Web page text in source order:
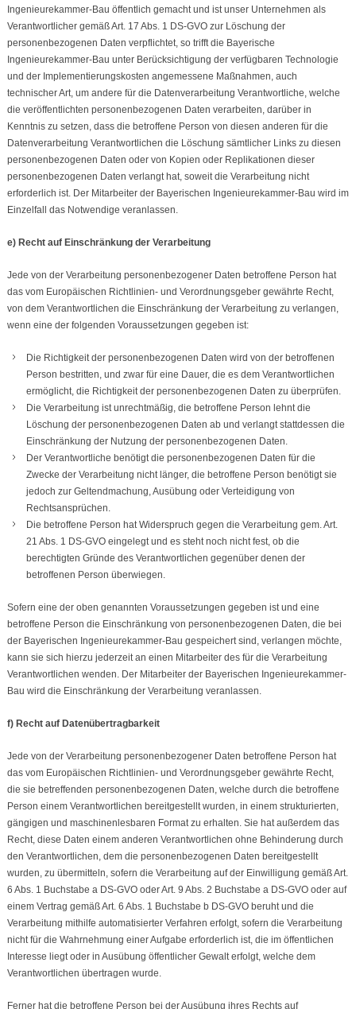
Ingenieurekammer-Bau öffentlich gemacht und ist unser Unternehmen als
Verantwortlicher gemäß Art. 17 Abs. 1 DS-GVO zur Löschung der
personenbezogenen Daten verpflichtet, so trifft die Bayerische
Ingenieurekammer-Bau unter Berücksichtigung der verfügbaren Technologie
und der Implementierungskosten angemessene Maßnahmen, auch
technischer Art, um andere für die Datenverarbeitung Verantwortliche, welche
die veröffentlichten personenbezogenen Daten verarbeiten, darüber in
Kenntnis zu setzen, dass die betroffene Person von diesen anderen für die
Datenverarbeitung Verantwortlichen die Löschung sämtlicher Links zu diesen
personenbezogenen Daten oder von Kopien oder Replikationen dieser
personenbezogenen Daten verlangt hat, soweit die Verarbeitung nicht
erforderlich ist. Der Mitarbeiter der Bayerischen Ingenieurekammer-Bau wird im
Einzelfall das Notwendige veranlassen.
e) Recht auf Einschränkung der Verarbeitung
Jede von der Verarbeitung personenbezogener Daten betroffene Person hat
das vom Europäischen Richtlinien- und Verordnungsgeber gewährte Recht,
von dem Verantwortlichen die Einschränkung der Verarbeitung zu verlangen,
wenn eine der folgenden Voraussetzungen gegeben ist:
Die Richtigkeit der personenbezogenen Daten wird von der betroffenen
Person bestritten, und zwar für eine Dauer, die es dem Verantwortlichen
ermöglicht, die Richtigkeit der personenbezogenen Daten zu überprüfen.
Die Verarbeitung ist unrechtmäßig, die betroffene Person lehnt die
Löschung der personenbezogenen Daten ab und verlangt stattdessen die
Einschränkung der Nutzung der personenbezogenen Daten.
Der Verantwortliche benötigt die personenbezogenen Daten für die
Zwecke der Verarbeitung nicht länger, die betroffene Person benötigt sie
jedoch zur Geltendmachung, Ausübung oder Verteidigung von
Rechtsansprüchen.
Die betroffene Person hat Widerspruch gegen die Verarbeitung gem. Art.
21 Abs. 1 DS-GVO eingelegt und es steht noch nicht fest, ob die
berechtigten Gründe des Verantwortlichen gegenüber denen der
betroffenen Person überwiegen.
Sofern eine der oben genannten Voraussetzungen gegeben ist und eine
betroffene Person die Einschränkung von personenbezogenen Daten, die bei
der Bayerischen Ingenieurekammer-Bau gespeichert sind, verlangen möchte,
kann sie sich hierzu jederzeit an einen Mitarbeiter des für die Verarbeitung
Verantwortlichen wenden. Der Mitarbeiter der Bayerischen Ingenieurekammer-
Bau wird die Einschränkung der Verarbeitung veranlassen.
f) Recht auf Datenübertragbarkeit
Jede von der Verarbeitung personenbezogener Daten betroffene Person hat
das vom Europäischen Richtlinien- und Verordnungsgeber gewährte Recht,
die sie betreffenden personenbezogenen Daten, welche durch die betroffene
Person einem Verantwortlichen bereitgestellt wurden, in einem strukturierten,
gängigen und maschinenlesbaren Format zu erhalten. Sie hat außerdem das
Recht, diese Daten einem anderen Verantwortlichen ohne Behinderung durch
den Verantwortlichen, dem die personenbezogenen Daten bereitgestellt
wurden, zu übermitteln, sofern die Verarbeitung auf der Einwilligung gemäß Art.
6 Abs. 1 Buchstabe a DS-GVO oder Art. 9 Abs. 2 Buchstabe a DS-GVO oder auf
einem Vertrag gemäß Art. 6 Abs. 1 Buchstabe b DS-GVO beruht und die
Verarbeitung mithilfe automatisierter Verfahren erfolgt, sofern die Verarbeitung
nicht für die Wahrnehmung einer Aufgabe erforderlich ist, die im öffentlichen
Interesse liegt oder in Ausübung öffentlicher Gewalt erfolgt, welche dem
Verantwortlichen übertragen wurde.
Ferner hat die betroffene Person bei der Ausübung ihres Rechts auf